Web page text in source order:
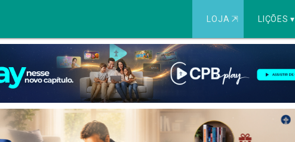
LOJA ⇱ LIÇÕES ▾